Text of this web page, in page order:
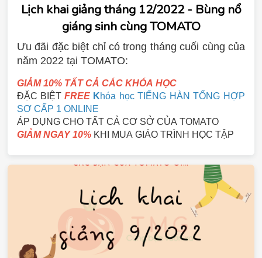
Lịch khai giảng tháng 12/2022 - Bùng nổ
giáng sinh cùng TOMATO
Ưu đãi đặc biệt chỉ có trong tháng cuối cùng của
năm 2022 tại TOMATO:
GIẢM 10% TẤT CẢ CÁC KHÓA HỌC
ĐẶC BIỆT FREE Khóa học TIẾNG HÀN TỔNG HỢP
SƠ CẤP 1 ONLINE
ÁP DỤNG CHO TẤT CẢ CƠ SỞ CỦA TOMATO
GIẢM NGAY 10% KHI MUA GIÁO TRÌNH HỌC TẬP